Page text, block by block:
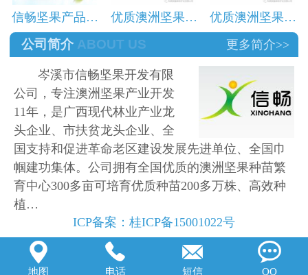
信畅坚果产品… 优质澳洲坚果… 优质澳洲坚果…
公司简介 ABOUT US 更多简介>>
岑溪市信畅坚果开发有限
公司，专注澳洲坚果产业开发
11年，是广西现代林业产业龙
头企业、市扶贫龙头企业、全
国支持和促进革命老区建设发展先进单位、全国巾
帼建功集体。公司拥有全国优质的澳洲坚果种苗繁
育中心300多亩可培育优质种苗200多万株、高效种
植…
ICP备案： 桂ICP备15001022号

地图

电话

短信

QQ